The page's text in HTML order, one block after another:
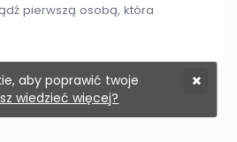
pierwszą osobą, która
aby poprawić twoje
wiedzieć więcej?